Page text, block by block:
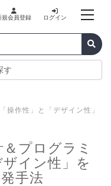
規会員登録 ログイン
す
操作性」と「デザイン性」
プログラミ
イン性」を
手法